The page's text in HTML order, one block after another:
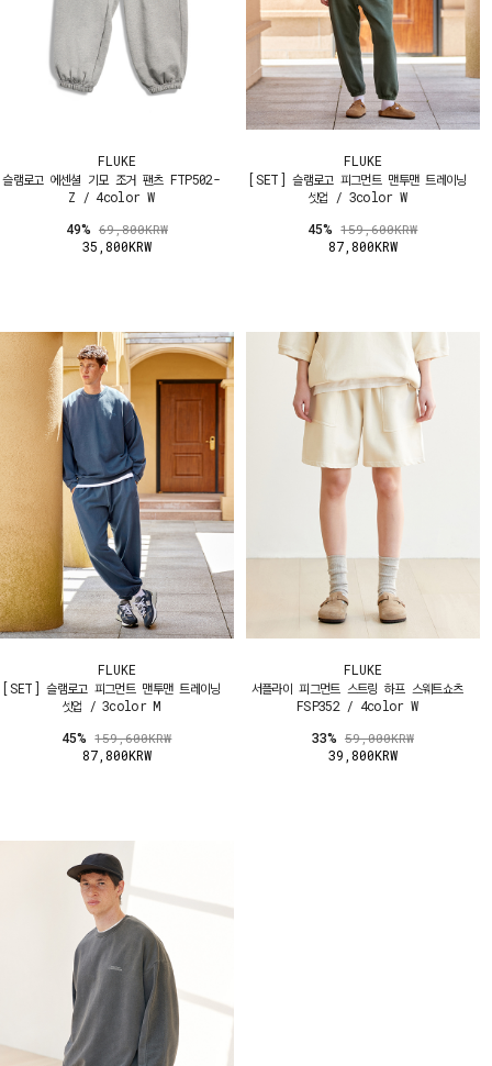
FLUKE
슬램로고 에센셜 기모 조거 팬츠 FTP502-
Z / 4color W
49% 69,800KRW
35,800KRW
FLUKE
[SET] 슬램로고 피그먼트 맨투맨 트레이닝
셋업 / 3color W
45%159,600KRW
87,800KRW
FLUKE
[SET] 슬램로고 피그먼트 맨투맨 트레이닝
셋업 / 3color M
45%159,600KRW
87,800KRW
FLUKE
서플라이 피그먼트 스트링 하프 스웨트쇼츠
FSP352 / 4color W
33% 59,000KRW
39,800KRW